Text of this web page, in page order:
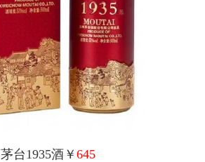
茅台1935酒￥ 645